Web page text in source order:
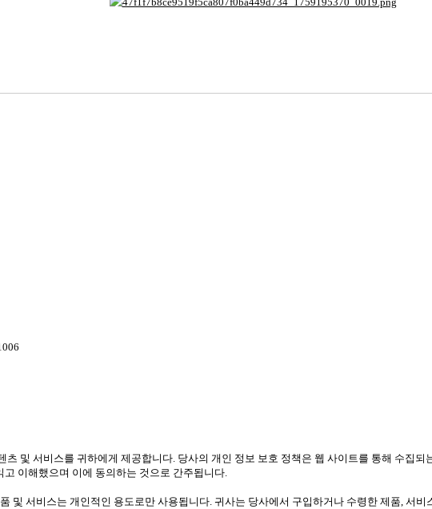
및 서비스를 귀하에게 제공합니다. 당사의 개인 정보 보호 정책은 웹 사이트를 통해 수집
이해했으며 이에 동의하는 것으로 간주됩니다.
및 서비스는 개인적인 용도로만 사용됩니다. 귀사는 당사에서 구입하거나 수령한 제품, 서